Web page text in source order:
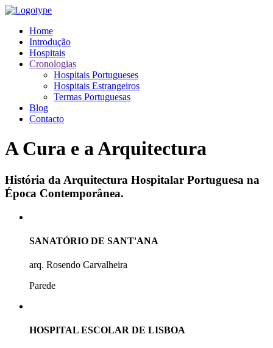
Home
Introdução
Hospitais
Cronologias
Hospitais Portugueses
Hospitais Estrangeiros
Termas Portuguesas
Blog
Contacto
A Cura e a Arquitectura
História da Arquitectura Hospitalar Portuguesa na
Época Contemporânea.
SANATÓRIO DE SANT'ANA
arq. Rosendo Carvalheira
Parede
HOSPITAL ESCOLAR DE LISBOA